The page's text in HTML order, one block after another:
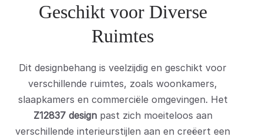
Geschikt voor Diverse
Ruimtes
Dit designbehang is veelzijdig en geschikt voor
verschillende ruimtes, zoals woonkamers,
slaapkamers en commerciële omgevingen. Het
Z12837 designpast zich moeiteloos aan
verschillende interieurstijlen aan en creëert een